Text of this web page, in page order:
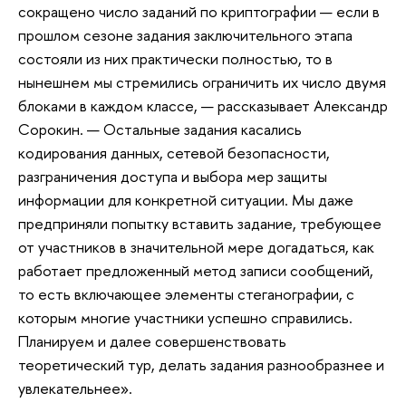
сокращено число заданий по криптографии — если в
прошлом сезоне задания заключительного этапа
состояли из них практически полностью, то в
нынешнем мы стремились ограничить их число двумя
блоками в каждом классе, — рассказывает Александр
Сорокин. — Остальные задания касались
кодирования данных, сетевой безопасности,
разграничения доступа и выбора мер защиты
информации для конкретной ситуации. Мы даже
предприняли попытку вставить задание, требующее
от участников в значительной мере догадаться, как
работает предложенный метод записи сообщений,
то есть включающее элементы стеганографии, с
которым многие участники успешно справились.
Планируем и далее совершенствовать
теоретический тур, делать задания разнообразнее и
увлекательнее».